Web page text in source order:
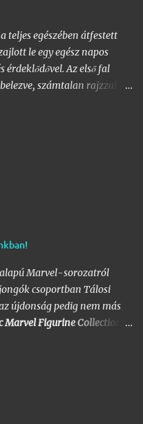
teljes egészében átfestett
le egy egész napos
érdeklődővel. Az első fal
számtalan rajzzal, és
Marvel-sorozatról
csoportban Tálosi
újdonság pedig nem más
Marvel Figurine Collection
"
együtt.